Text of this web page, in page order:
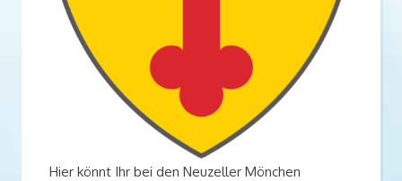
Hier könnt Ihr bei den Neuzeller Mönchen